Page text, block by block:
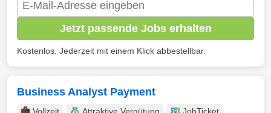
Jetzt passende Jobs erhalten
Kostenlos. Jederzeit mit einem Klick abbestellbar.
Business Analyst Payment